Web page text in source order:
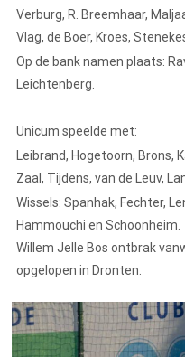
Verburg, R. Breemhaar,
Vlag, de Boer, Kroes,
Op de bank namen plaats:
Leichtenberg.
Unicum speelde met:
Leibrand, Hogetoorn, Brons,
Zaal, Tijdens, van de Leuv,
Wissels: Spanhak, Fechter,
Hammouchi en Schoonheim.
Willem Jelle Bos ontbrak
opgelopen in Dronten.